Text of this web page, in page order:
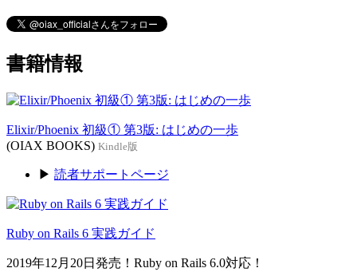
書籍情報
Elixir/Phoenix 初級① 第3版: はじめの一歩
(OIAX BOOKS) Kindle版
▶ 読者サポートページ
Ruby on Rails 6 実践ガイド
2019年12月20日発売！Ruby on Rails 6.0対応！